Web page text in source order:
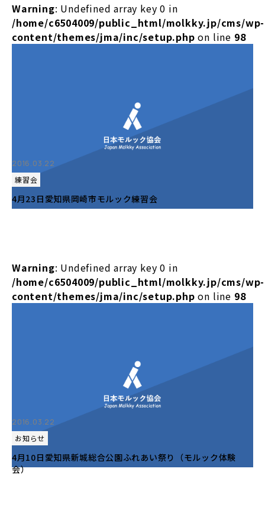
Warning: Undefined array key 0 in
/home/c6504009/public_html/molkky.jp/cms/wp-
content/themes/jma/inc/setup.php on line 98
2016.03.22
練習会
4月23日愛知県岡崎市モルック練習会
Warning: Undefined array key 0 in
/home/c6504009/public_html/molkky.jp/cms/wp-
content/themes/jma/inc/setup.php on line 98
2016.03.22
お知らせ
4月10日愛知県新城総合公園ふれあい祭り（モルック体験
会）